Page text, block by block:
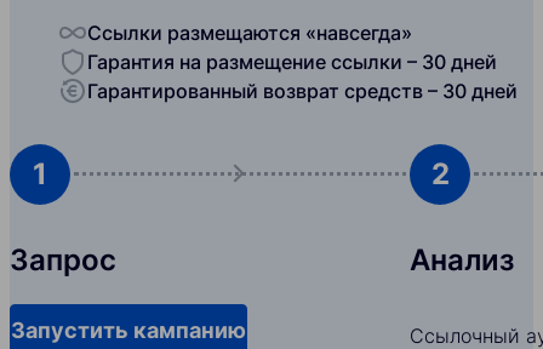
Ссылки размещаются «навсегда»
Гарантия на размещение ссылки – 30 дней
Гарантированный возврат средств – 30 дней
1
Запрос
Запустить кампанию
2
Анализ
Ссылочный